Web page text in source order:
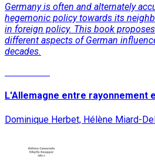
Germany is often and alternately
hegemonic policy towards its
in foreign policy. This book
different aspects of German
decades.
L'Allemagne entre rayonnement
Dominique Herbet, Hélène Miard-